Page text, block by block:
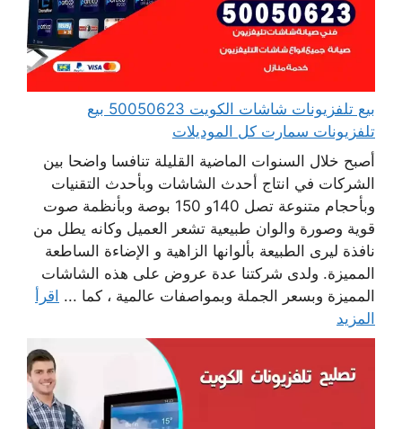
بيع تلفزيونات شاشات الكويت 50050623 بيع
تلفزيونات سمارت كل الموديلات
أصبح خلال السنوات الماضية القليلة تنافسا واضحا بين
الشركات في انتاج أحدث الشاشات وبأحدث التقنيات
وبأحجام متنوعة تصل 140و 150 بوصة وبأنظمة صوت
قوية وصورة والوان طبيعية تشعر العميل وكانه يطل من
نافذة ليرى الطبيعة بألوانها الزاهية و الإضاءة الساطعة
المميزة. ولدى شركتنا عدة عروض على هذه الشاشات
المميزة وبسعر الجملة وبمواصفات عالمية ، كما ... اقرأ
المزيد